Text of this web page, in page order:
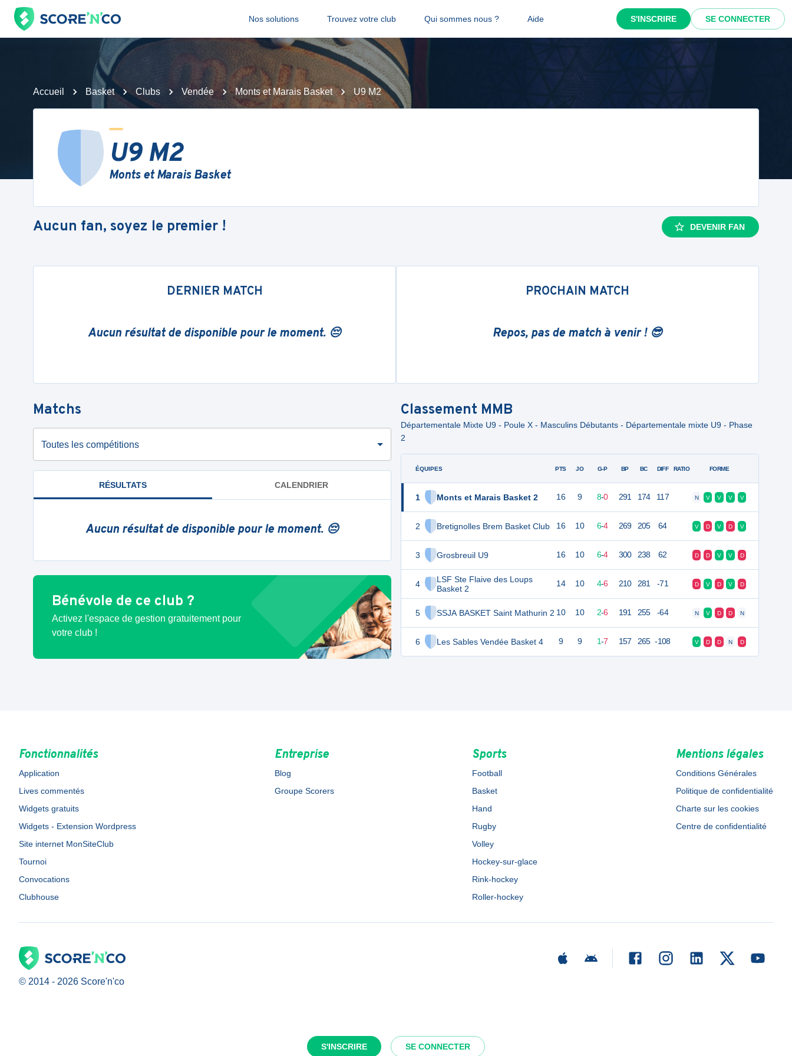
Nos solutions Trouvez votre club Qui sommes nous ? Aide S'INSCRIRE SE CONNECTER
S'INSCRIRE SE CONNECTER
Accueil Basket Clubs Vendée Monts et Marais Basket U9 M2
U9 M2
Monts et Marais Basket
Aucun fan, soyez le premier ! DEVENIR FAN
DERNIER MATCH
Aucun résultat de disponible pour le moment. 😔
PROCHAIN MATCH
Repos, pas de match à venir ! 😎
Matchs
Toutes les compétitions
RÉSULTATS CALENDRIER
Aucun résultat de disponible pour le moment. 😔
Bénévole de ce club ?
Activez l'espace de gestion gratuitement pour
votre club !
Classement MMB
Départementale Mixte U9 - Poule X - Masculins Débutants - Départementale mixte U9 - Phase
2
ÉQUIPES
1 Monts et Marais Basket 2
2 Bretignolles Brem Basket Club
3 Grosbreuil U9
4
LSF Ste Flaive des Loups
Basket 2
5 SSJA BASKET Saint Mathurin 2
6 Les Sables Vendée Basket 4
PTS JO G-P BP BC DIFF RATIO FORME
16 9 8-0 291 174 117 N V V V V
16 10 6-4 269 205 64 V D V D V
16 10 6-4 300 238 62 D D V V D
14 10 4-6 210 281 -71 D V D V D
10 10 2-6 191 255 -64 N V D D N
9 9 1-7 157 265 -108 V D D N D
Fonctionnalités
Application
Lives commentés
Widgets gratuits
Widgets - Extension Wordpress
Site internet MonSiteClub
Tournoi
Convocations
Clubhouse
Entreprise
Blog
Groupe Scorers
Sports
Football
Basket
Hand
Rugby
Volley
Hockey-sur-glace
Rink-hockey
Roller-hockey
Mentions légales
Conditions Générales
Politique de confidentialité
Charte sur les cookies
Centre de confidentialité
© 2014 - 2026 Score'n'co